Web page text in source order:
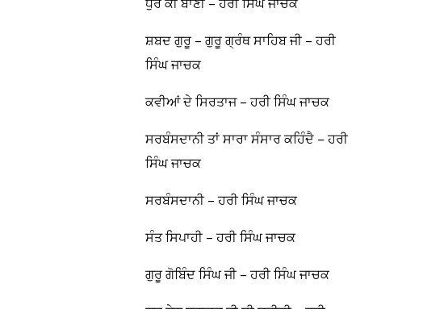
ਸ਼ਬਦ ਗੁਰੂ – ਗੁਰੂ ਗ੍ਰੰਥ ਸਾਹਿਬ ਜੀ – ਹਰੀ
ਸਿੰਘ ਜਾਚਕ
ਕਵੀਆਂ ਦੇ ਸਿਰਤਾਜ – ਹਰੀ ਸਿੰਘ ਜਾਚਕ
ਸਰਬੰਸਦਾਨੀ ਤਾਂ ਸਾਰਾ ਸੰਸਾਰ ਕਹਿੰਦੈ – ਹਰੀ
ਸਿੰਘ ਜਾਚਕ
ਸਰਬੰਸਦਾਨੀ – ਹਰੀ ਸਿੰਘ ਜਾਚਕ
ਸੰਤ ਸਿਪਾਹੀ – ਹਰੀ ਸਿੰਘ ਜਾਚਕ
ਗੁਰੂ ਗੋਬਿੰਦ ਸਿੰਘ ਜੀ – ਹਰੀ ਸਿੰਘ ਜਾਚਕ